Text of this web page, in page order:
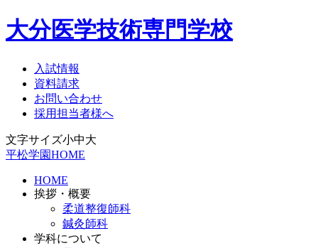
大分医学技術専門学校
入試情報
資料請求
お問い合わせ
採用担当者様へ
文字サイズ小中大
平松学園HOME
HOME
挨拶・概要
柔道整復師科
鍼灸師科
学科について